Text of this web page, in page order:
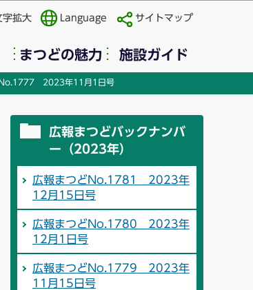
字拡大 Language サイトマップ
まつどの魅力 施設ガイド
No.1777 2023年11月1日号
広報まつどバックナンバ
ー（2023年）
広報まつどNo.1781 2023年
12月15日号
広報まつどNo.1780 2023年
12月1日号
広報まつどNo.1779 2023年
11月15日号